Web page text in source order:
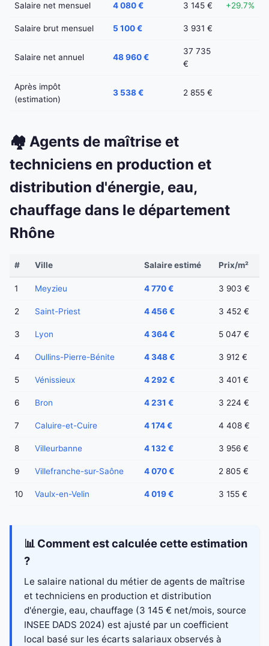
Salaire net mensuel 4 080 € 3 145 € +29.7%
Salaire brut mensuel 5 100 € 3 931 €
Salaire net annuel 48 960 €
37 735
€
Après impôt
(estimation)
3 538 € 2 855 €
🏘️ Agents de maîtrise et
techniciens en production et
distribution d'énergie, eau,
chauffage dans le département
Rhône
# Ville Salaire estimé Prix/m²
1 Meyzieu 4 770 € 3 903 €
2 Saint-Priest 4 456 € 3 452 €
3 Lyon 4 364 € 5 047 €
4 Oullins-Pierre-Bénite 4 348 € 3 912 €
5 Vénissieux 4 292 € 3 401 €
6 Bron 4 231 € 3 224 €
7 Caluire-et-Cuire 4 174 € 4 408 €
8 Villeurbanne 4 132 € 3 956 €
9 Villefranche-sur-Saône 4 070 € 2 805 €
10 Vaulx-en-Velin 4 019 € 3 155 €
📊 Comment est calculée cette estimation
?
Le salaire national du métier de agents de maîtrise
et techniciens en production et distribution
d'énergie, eau, chauffage (3 145 € net/mois, source
INSEE DADS 2024) est ajusté par un coefficient
local basé sur les écarts salariaux observés à